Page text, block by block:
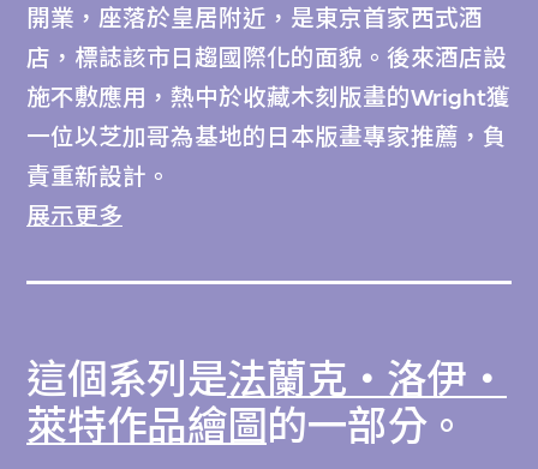
開業，座落於皇居附近，是東京首家西式酒
店，標誌該市日趨國際化的面貌。後來酒店設
施不敷應用，熱中於收藏木刻版畫的Wright獲
一位以芝加哥為基地的日本版畫專家推薦，負
責重新設計。
飾設計，圖帝國酒店是採用前哥倫布時期圖
案。平面圖的中央是連串露天和室內空間，包
括倒影池、花園、酒廊、一個多層入口，以及
展示更多
這個系列是法蘭克‧洛伊‧
萊特作品繪圖的一部分。